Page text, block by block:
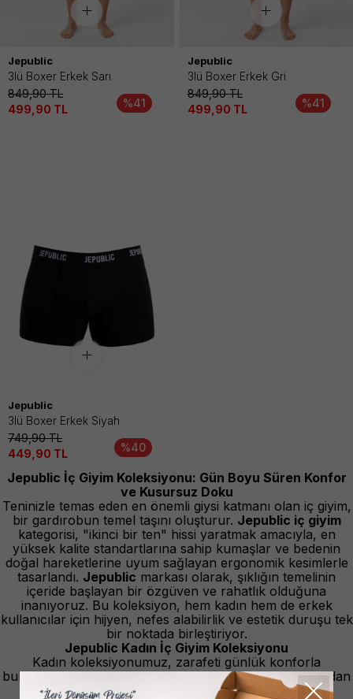
Jepublic
3lü Boxer Erkek Sarı
849,90TL
499,90 TL %41
Jepublic
3lü Boxer Erkek Gri
849,90TL
499,90 TL %41
Jepublic
3lü Boxer Erkek Siyah
749,90TL
449,90 TL %40
Jepublic İç Giyim Koleksiyonu: Gün Boyu Süren Konfor
ve Kusursuz Doku
Teninizle temas eden en önemli giysi katmanı olan iç giyim,
bir gardırobun temel taşını oluşturur. Jepublic iç giyim
kategorisi, "ikinci bir ten" hissi yaratmak amacıyla, en
yüksek kalite standartlarına sahip kumaşlar ve bedenin
doğal hareketlerine uyum sağlayan ergonomik kesimlerle
tasarlandı. Jepublic markası olarak, şıklığın temelinin
içeride başlayan bir özgüven ve rahatlık olduğuna
inanıyoruz. Bu koleksiyon, hem kadın hem de erkek
kullanıcılar için hijyen, nefes alabilirlik ve estetik duruşu tek
bir noktada birleştiriyor.
Jepublic Kadın İç Giyim Koleksiyonu
Kadın koleksiyonumuz, zarafeti günlük konforla
buluşturan, her vücut tipine uygun ve kıyafetlerin altından
kusursuz bir görünüm sağlayan parçalardan oluşur: